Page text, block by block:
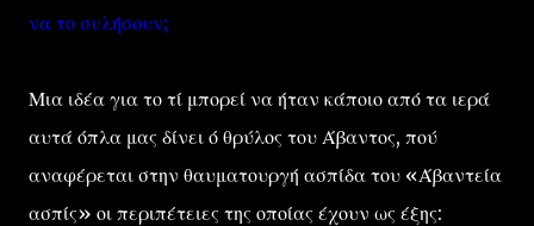
να το συλήσουν;
Μια ιδέα για το τί μπορεί να ήταν κάποιο από τα ιερά
αυτά όπλα μας δίνει ό θρύλος του Άβαντος, πού
αναφέρεται στην θαυματουργή ασπίδα του «Άβαντεία
ασπίς» οι περιπέτειες της οποίας έχουν ως έξης: